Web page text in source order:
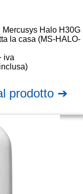
Halo H30G
la casa (MS-HALO-
iva
prodotto ➔